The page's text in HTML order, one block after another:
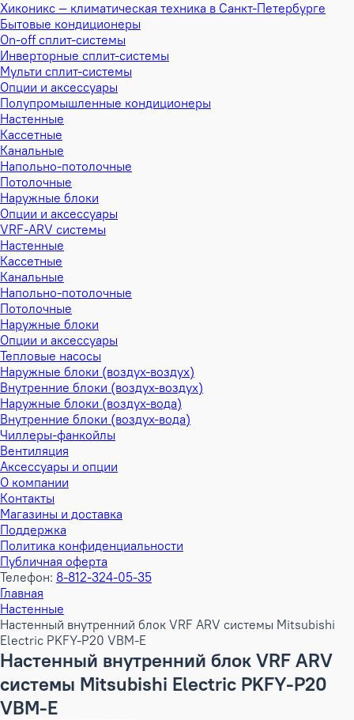
Хиконикс — климатическая техника в Санкт-Петербурге
Бытовые кондиционеры
On-off сплит-системы
Инверторные сплит-системы
Мульти сплит-системы
Опции и аксессуары
Полупромышленные кондиционеры
Настенные
Кассетные
Канальные
Напольно-потолочные
Потолочные
Наружные блоки
Опции и аксессуары
VRF-ARV системы
Настенные
Кассетные
Канальные
Напольно-потолочные
Потолочные
Наружные блоки
Опции и аксессуары
Тепловые насосы
Наружные блоки (воздух-воздух)
Внутренние блоки (воздух-воздух)
Наружные блоки (воздух-вода)
Внутренние блоки (воздух-вода)
Чиллеры-фанкойлы
Вентиляция
Аксессуары и опции
О компании
Контакты
Магазины и доставка
Поддержка
Политика конфиденциальности
Публичная оферта
Телефон: 8-812-324-05-35
Главная
Настенные
Настенный внутренний блок VRF ARV системы Mitsubishi
Electric PKFY-P20 VBM-E
Настенный внутренний блок VRF ARV
системы Mitsubishi Electric PKFY-P20
VBM-E